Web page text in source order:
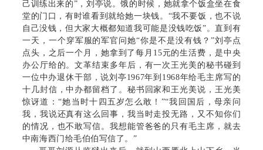
己训练出来的”，刘亭说。饿的时候，她就拿个饭盒坐在食
堂的门口，有时谁看到就给她一块钱。“我不要饭，也不说
自己没钱，但大家大概都知道我可能是没钱吃饭”。直到有
一天，一个穿军服的军官问她“你是不是没有钱？”刘亭点
点头，之后一个月，她拿到了每月15元的生活费，是中央
办公厅给的。文革结束多年后，有一次王光美的秘书碰到
一位中办退休干部，说刘亭1967年到1968年给毛主席写的
十几封信，中办都留档了。秘书回家和王光美说，王光美
惊讶道：“她当时十四五岁怎么敢！”“我回国后，母亲问
我，我说还真有这么回事，我当时走投无路，又不知你们
的情况，也不敢写信。我想能管爸爸的只有毛主席，就去
中南海西门给毛伯伯写信了。”